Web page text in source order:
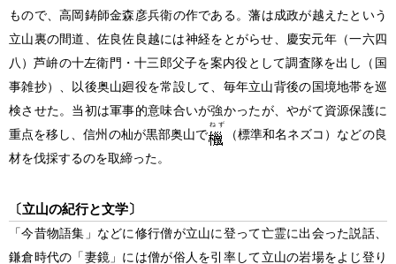
もので、高岡鋳師金森彦兵衛の作である。藩は成政が越えたという
立山裏の間道、佐良佐良越には神経をとがらせ、慶安元年 （一六四
八） 芦峅の十左衛門・十三郎父子を案内役として調査隊を出し
（国
事雑抄）
、以後奥山廻役を常設して、毎年立山背後の国境地帯を巡
検させた。当初は軍事的意味合いが強かったが、やがて資源保護に
重点を移し、信州の杣が黒部奥山で
ねず
（標準和名ネズコ） などの良
材を伐採するのを取締った。
〔立山の紀行と文学〕
「今昔物語集」などに修行僧が立山に登って亡霊に出会った説話、
鎌倉時代の「妻鏡」には僧が俗人を引率して立山の岩場をよじ登り